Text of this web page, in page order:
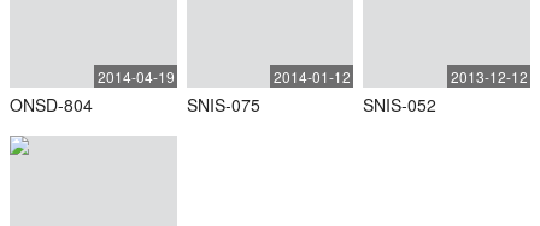
2014-04-19
ONSD-804
2014-01-12
SNIS-075
2013-12-12
SNIS-052